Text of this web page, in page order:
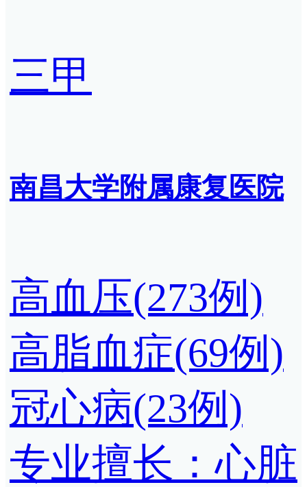
三甲
南昌大学附属康复医院
高血压(273例)
高脂血症(69例)
冠心病(23例)
专业擅长：心脏